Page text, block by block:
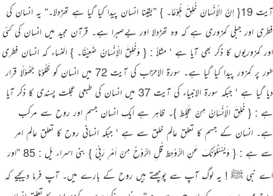
آیت 19{ اِنَّ الْاِنْسَانَ خُلِقَ ہَلُوْعًا۔ } ”یقینا انسان پیدا کیا گیا ہے تھڑدلا۔“ یہ انسان کی
فطری اور جبلی کمزوری ہے کہ وہ تھڑدلا اور بےصبرا ہے۔ قرآن مجید میں انسان کی کئی
اور کمزوریوں کا ذکر بھی آیا ہے ‘ مثلاً : { وَخُلِقَ الْاِنْسَانُ ضَعِیْفًا۔ } النساء کہ انسان فطری
طور پر کمزور پیدا کیا گیا ہے۔ سورة الاحزاب کی آیت 72 میں انسان کو ظَلُوْمًا جَھُوْلًا قرار
دیا گیا ہے ‘ جبکہ سورة الانبیاء کی آیت 37 میں انسان کی طبعی عجلت پسندی کا ذکر آیا
ہے : { خُلِقَ الْاِنْسَانُ مِنْ عَجَلٍط }۔ ظاہر ہے ایک انسان جسم اور روح سے مرکب
ہے۔ انسان کے جسم کا تعلق عالم خلق سے ہے ‘ جبکہ انسانی روح کا تعلق عالم امر
سے ہے : { وَیَسْئَلُوْنَکَ عَنِ الرُّوْحِط قُلِ الرُّوْحُ مِنْ اَمْرِ رَبِّیْ } بنی اسراء یل : 85 ”اور
اے نبی ﷺ ! یہ لوگ آپ سے پوچھتے ہیں روح کے بارے میں۔ آپ فرما دیجیے کہ